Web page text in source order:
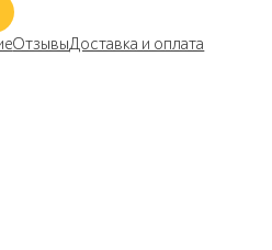
ОтзывыДоставка и оплата